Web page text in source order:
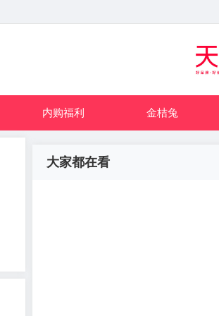
内购福利 金桔兔
大家都在看